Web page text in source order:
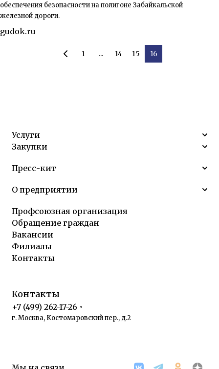
обеспечения безопасности на полигоне Забайкальской
железной дороги.
gudok.ru
1 ... 14 15 16
Услуги
Закупки
Пресс-кит
О предприятии
Профсоюзная организация
Обращение граждан
Вакансии
Филиалы
Контакты
Контакты
+7 (499) 262-17-26
г. Москва, Костомаровский пер., д.2